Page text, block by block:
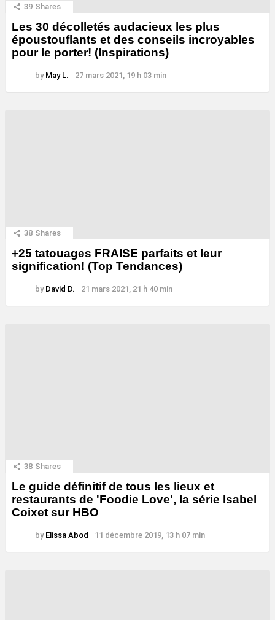
39 Shares
Les 30 décolletés audacieux les plus
époustouflants et des conseils incroyables
pour le porter! (Inspirations)
by May L. 27 mars 2021, 19 h 03 min
38 Shares
+25 tatouages ​​FRAISE parfaits et leur
signification! (Top Tendances)
by David D. 21 mars 2021, 21 h 40 min
38 Shares
Le guide définitif de tous les lieux et
restaurants de 'Foodie Love', la série Isabel
Coixet sur HBO
by Elissa Abod 11 décembre 2019, 13 h 07 min